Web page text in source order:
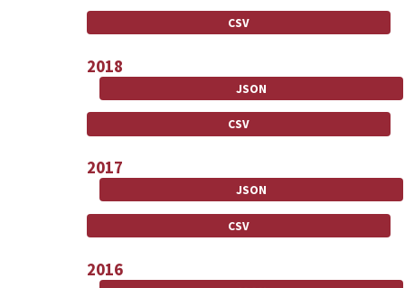
CSV
2018
JSON
CSV
2017
JSON
CSV
2016